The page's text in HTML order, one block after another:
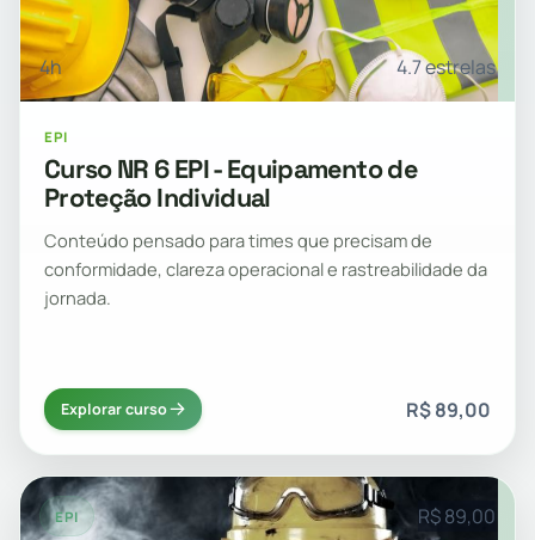
4h 4.7 estrelas
EPI
Curso NR 6 EPI - Equipamento de
Proteção Individual
Conteúdo pensado para times que precisam de
conformidade, clareza operacional e rastreabilidade da
jornada.
Explorar curso R$ 89,00
EPI R$ 89,00